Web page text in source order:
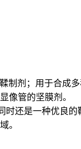
制剂；用于合成
像管的坚膜剂。
还是一种优良的
。